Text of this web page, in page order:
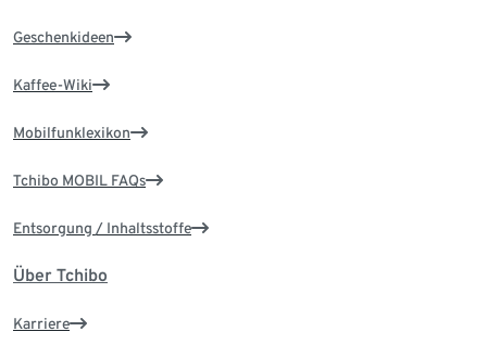
Geschenkideen
Kaffee-Wiki
Mobilfunklexikon
Tchibo MOBIL FAQs
Entsorgung / Inhaltsstoffe
Über Tchibo
Karriere